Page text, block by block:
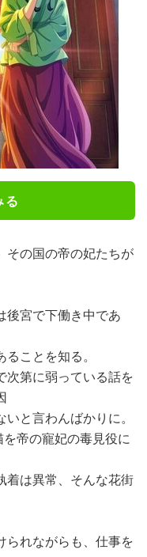
る
その国の帝の妃たちが
後宮で下働き中であ
ことを知る。
次第に弱っている話を
と言わんばかりに。
帝の寵妃の毒見役に
着は異常、そんな花街
られながらも、仕事を